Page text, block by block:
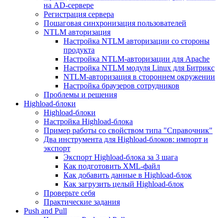
на AD-сервере
Регистрация сервера
Пошаговая синхронизация пользователей
NTLM авторизация
Настройка NTLM авторизации со стороны
продукта
Настройка NTLM-авторизации для Apache
Настройка NTLM модуля Linux для Битрикс
NTLM-авторизация в стороннем окружении
Настройка браузеров сотрудников
Проблемы и решения
Highload-блоки
Highload-блоки
Настройка Highload-блока
Пример работы со свойством типа "Справочник"
Два инструмента для Highload-блоков: импорт и
экспорт
Экспорт Highload-блока за 3 шага
Как подготовить XML-файл
Как добавить данные в Highload-блок
Как загрузить целый Highload-блок
Проверьте себя
Практические задания
Push and Pull